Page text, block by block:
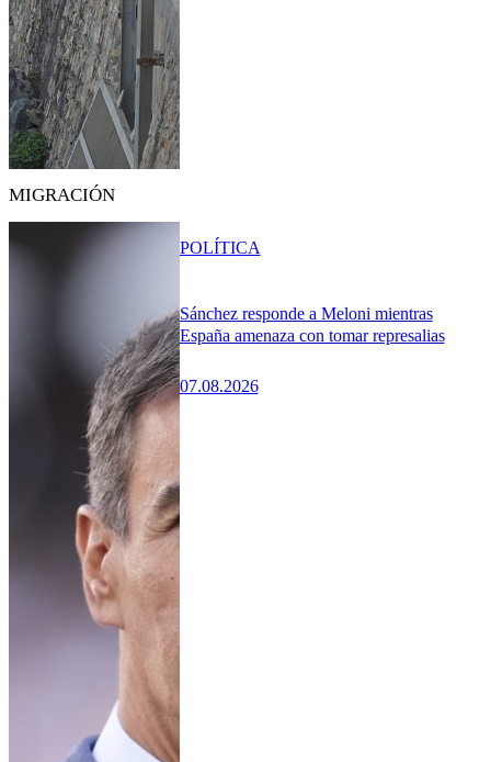
MIGRACIÓN
Sánchez responde a Meloni mientras
España amenaza con tomar represalias
07.08.2026
POLÍTICA